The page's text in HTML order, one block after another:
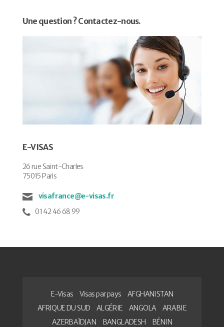
Une question ? Contactez-nous.
E-VISAS
26 rue Saint-Charles
75015 Paris
visafrance@e-visas.fr
01 42 46 68 99
E-Visas Visas par pays
AFGHANISTAN
AFRIQUE DU SUD
ALGÉRIE ANGOLA
ARABIE
AZERBAÏDJAN
BANGLADESH
BÉNIN